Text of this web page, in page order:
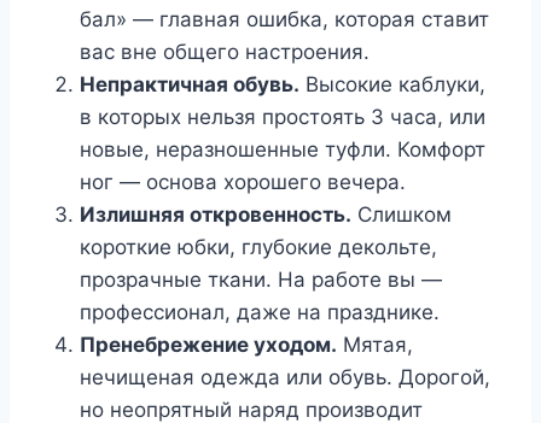
бал» — главная ошибка, которая ставит
вас вне общего настроения.
Непрактичная обувь. Высокие каблуки,
в которых нельзя простоять 3 часа, или
новые, неразношенные туфли. Комфорт
ног — основа хорошего вечера.
Излишняя откровенность. Слишком
короткие юбки, глубокие декольте,
прозрачные ткани. На работе вы —
профессионал, даже на празднике.
Пренебрежение уходом. Мятая,
нечищеная одежда или обувь. Дорогой,
но неопрятный наряд производит